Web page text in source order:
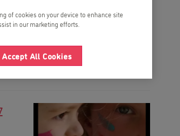
of cookies on your device to enhance site
in our marketing efforts.
Accept All Cookies